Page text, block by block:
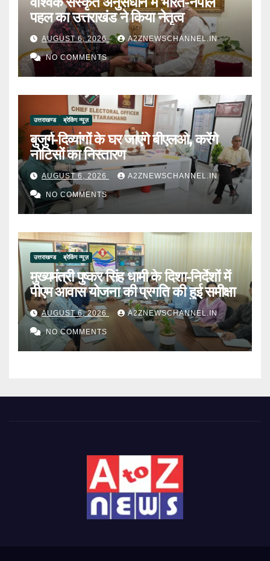
पहल का उत्तराखंड ने किया नेतृत्व
AUGUST 6, 2026 A2ZNEWSCHANNEL.IN
NO COMMENTS
उत्तराखण्ड ब्रेकिंग न्यूज़
बुजुर्ग-दिव्यांगों के घर जाएंगे बीएलओ, करेंगे
नोटिसों का निस्तारण
AUGUST 6, 2026 A2ZNEWSCHANNEL.IN
NO COMMENTS
उत्तराखण्ड ब्रेकिंग न्यूज़
मुख्यमंत्री पुष्कर सिंह धामी के दिशा-निर्देशों में
पीएम आवास योजना की प्रगति की हुई समीक्षा
AUGUST 6, 2026 A2ZNEWSCHANNEL.IN
NO COMMENTS